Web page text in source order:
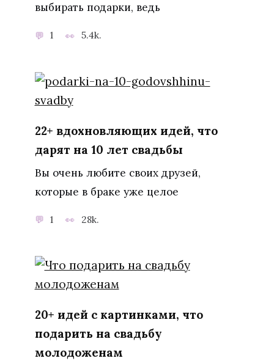
выбирать подарки, ведь
1 5.4k.
22+ вдохновляющих идей, что
дарят на 10 лет свадьбы
Вы очень любите своих друзей,
которые в браке уже целое
1 28k.
20+ идей с картинками, что
подарить на свадьбу
молодоженам